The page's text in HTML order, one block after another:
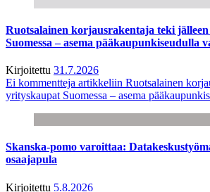
Ruotsalainen korjausrakentaja teki
Suomessa – asema pääkaupunkiseudulla
Kirjoitettu 31.7.2026
Ei kommentteja artikkeliin Ruotsalainen
yrityskaupat Suomessa – asema
Skanska-pomo varoittaa:
osaajapula
Kirjoitettu 5.8.2026